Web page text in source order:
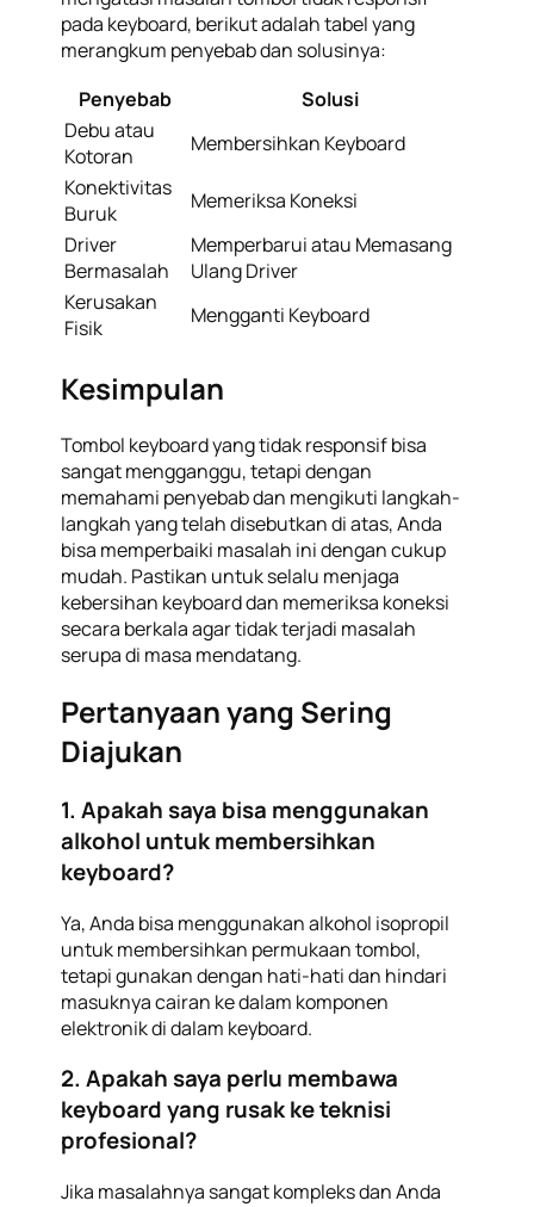
pada keyboard, berikut adalah tabel yang
merangkum penyebab dan solusinya:
Penyebab
Solusi
Debu atau
Kotoran
Membersihkan Keyboard
Konektivitas
Buruk
Memeriksa Koneksi
Driver
Bermasalah
Memperbarui atau Memasang
Ulang Driver
Kerusakan
Fisik
Mengganti Keyboard
Kesimpulan
Tombol keyboard yang tidak responsif bisa
sangat mengganggu, tetapi dengan
memahami penyebab dan mengikuti langkah-
langkah yang telah disebutkan di atas, Anda
bisa memperbaiki masalah ini dengan cukup
mudah. Pastikan untuk selalu menjaga
kebersihan keyboard dan memeriksa koneksi
secara berkala agar tidak terjadi masalah
serupa di masa mendatang.
Pertanyaan yang Sering
Diajukan
1. Apakah saya bisa menggunakan
alkohol untuk membersihkan
keyboard?
Ya, Anda bisa menggunakan alkohol isopropil
untuk membersihkan permukaan tombol,
tetapi gunakan dengan hati-hati dan hindari
masuknya cairan ke dalam komponen
elektronik di dalam keyboard.
2. Apakah saya perlu membawa
keyboard yang rusak ke teknisi
profesional?
Jika masalahnya sangat kompleks dan Anda